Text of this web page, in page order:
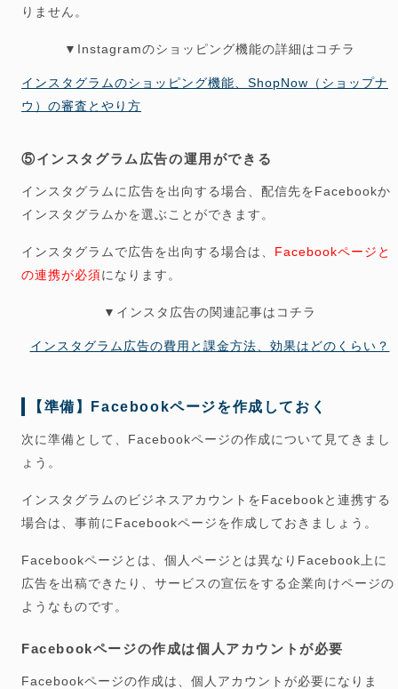
りません。
▼Instagramのショッピング機能の詳細はコチラ
インスタグラムのショッピング機能、ShopNow（ショップナ
ウ）の審査とやり方
⑤インスタグラム広告の運用ができる
インスタグラムに広告を出向する場合、配信先をFacebookか
インスタグラムかを選ぶことができます。
インスタグラムで広告を出向する場合は、 Facebookページと
の連携が必須になります。
▼インスタ広告の関連記事はコチラ
インスタグラム広告の費用と課金方法、効果はどのくらい？
【準備】Facebookページを作成しておく
次に準備として、Facebookページの作成について見てきまし
ょう。
インスタグラムのビジネスアカウントをFacebookと連携する
場合は、事前にFacebookページを作成しておきましょう。
Facebookページとは、個人ページとは異なりFacebook上に
広告を出稿できたり、サービスの宣伝をする企業向けページの
ようなものです。
Facebookページの作成は個人アカウントが必要
Facebookページの作成は、 個人アカウントが必要になりま